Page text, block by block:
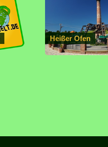
Heißer Ofen